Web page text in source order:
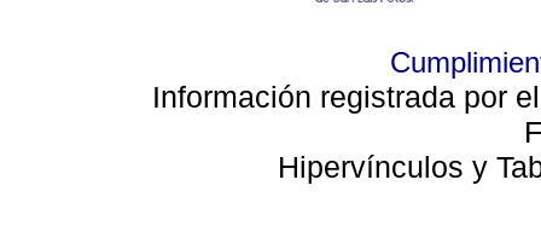
Información registrada por
Hipervínculos y